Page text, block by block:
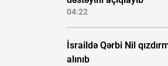
04:22
İsraildə Qərbi Nil
alınıb